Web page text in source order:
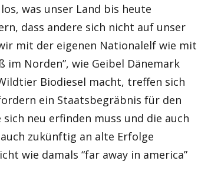
was unser Land bis heute
dass andere sich nicht auf unser
mit der eigenen Nationalelf wie mit
im Norden”, wie Geibel Dänemark
Biodiesel macht, treffen sich
ein Staatsbegräbnis für den
neu erfinden muss und die auch
zukünftig an alte Erfolge
wie damals “far away in america”